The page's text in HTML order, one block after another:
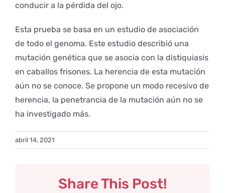
conducir a la pérdida del ojo.
Esta prueba se basa en un estudio de asociación
de todo el genoma. Este estudio describió una
mutación genética que se asocia con la distiquiasis
en caballos frisones. La herencia de esta mutación
aún no se conoce. Se propone un modo recesivo de
herencia, la penetrancia de la mutación aún no se
ha investigado más.
abril 14, 2021
Share This Post!